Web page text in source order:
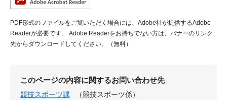
PDF形式のファイルをご覧いただく場合には、Adobe社が提供するAdobe
Readerが必要です。
Adobe Readerをお持ちでない方は、バナーのリンク
先からダウンロードしてください。（無料）
このページの内容に関するお問い合わせ先
競技スポーツ課
（競技スポーツ係）